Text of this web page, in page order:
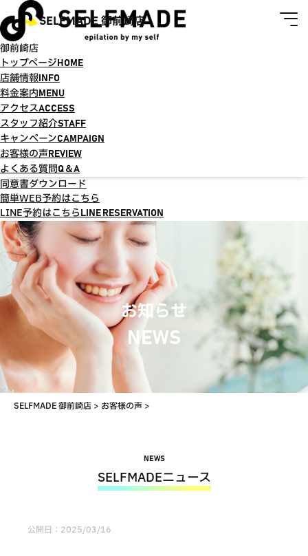
SELFMADE 御前崎店
御前崎店
トップページ HOME
店舗情報 INFO
料金案内 MENU
アクセスACCESS
スタッフ紹介STAFF
キャンペーンCAMPAIGN
お客様の声 REVIEW
よくある質問Q＆A
同意書ダウンロード
簡単WEB予約はこちら
LINE予約はこちら LINE RESERVATION
お知らせ
NEWS
SELFMADE 御前崎店 > お客様の声 >
NEWS
SELFMADEニュース
公開日： 2025/03/16